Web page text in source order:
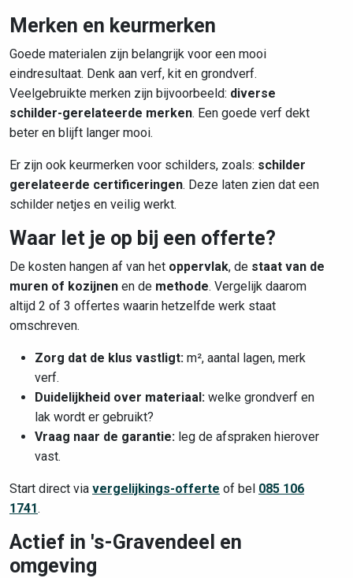
Merken en keurmerken
Goede materialen zijn belangrijk voor een mooi
eindresultaat. Denk aan verf, kit en grondverf.
Veelgebruikte merken zijn bijvoorbeeld: diverse
schilder-gerelateerde merken. Een goede verf dekt
beter en blijft langer mooi.
Er zijn ook keurmerken voor schilders, zoals: schilder
gerelateerde certificeringen. Deze laten zien dat een
schilder netjes en veilig werkt.
Waar let je op bij een offerte?
De kosten hangen af van het oppervlak, de staat van de
muren of kozijnen en de methode. Vergelijk daarom
altijd 2 of 3 offertes waarin hetzelfde werk staat
omschreven.
Zorg dat de klus vastligt: m², aantal lagen, merk
verf.
Duidelijkheid over materiaal: welke grondverf en
lak wordt er gebruikt?
Vraag naar de garantie: leg de afspraken hierover
vast.
Start direct via vergelijkings-offerte of bel 085 106
1741.
Actief in 's-Gravendeel en
omgeving